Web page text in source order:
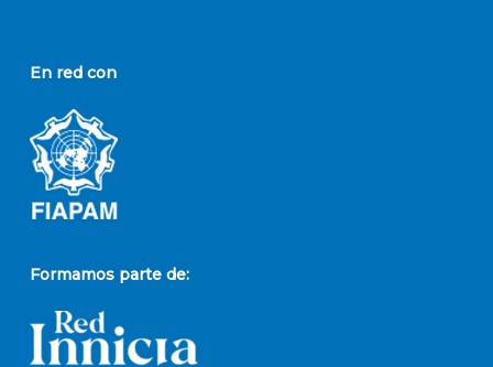
En red con
Formamos parte de: